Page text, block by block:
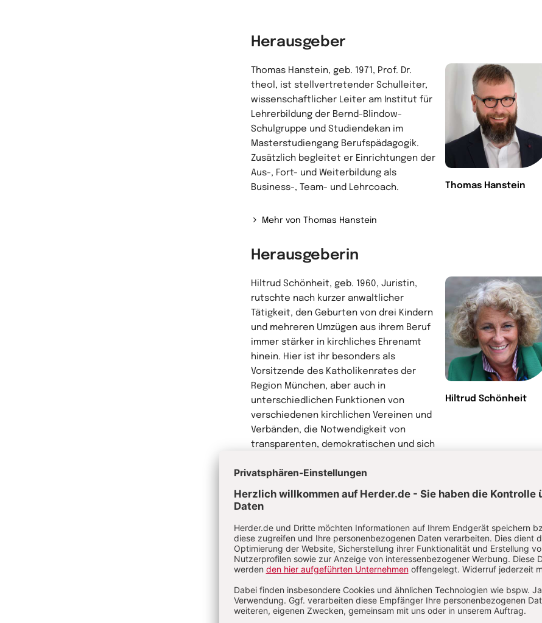
Herausgeber
Thomas Hanstein
Thomas Hanstein, geb. 1971, Prof. Dr.
theol, ist stellvertretender Schulleiter,
wissenschaftlicher Leiter am Institut für
Lehrerbildung der Bernd-Blindow-
Schulgruppe und Studiendekan im
Masterstudiengang Berufspädagogik.
Zusätzlich begleitet er Einrichtungen der
Aus-, Fort- und Weiterbildung als
Business-, Team- und Lehrcoach.
Mehr von Thomas Hanstein
Herausgeberin
Hiltrud Schönheit
Hiltrud Schönheit, geb. 1960, Juristin,
rutschte nach kurzer anwaltlicher
Tätigkeit, den Geburten von drei Kindern
und mehreren Umzügen aus ihrem Beruf
immer stärker in kirchliches Ehrenamt
hinein. Hier ist ihr besonders als
Vorsitzende des Katholikenrates der
Region München, aber auch in
unterschiedlichen Funktionen von
verschiedenen kirchlichen Vereinen und
Verbänden, die Notwendigkeit von
transparenten, demokratischen und sich
immer bewusster geworden.
Mehr von Hiltrud Schönheit
Herausgeber
Peter Schönheit, geb. 1958, Dipl. Kfm.,
früher Controller, Bänker und
Unternehmensberater, nach eigenen
Outplacementerfahrungen als Coachee